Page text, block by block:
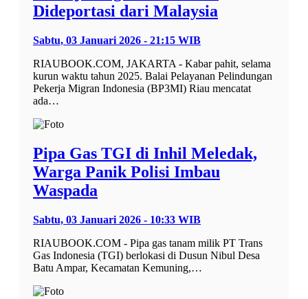
Dideportasi dari Malaysia
Sabtu, 03 Januari 2026 - 21:15 WIB
RIAUBOOK.COM, JAKARTA - Kabar pahit, selama
kurun waktu tahun 2025. Balai Pelayanan Pelindungan
Pekerja Migran Indonesia (BP3MI) Riau mencatat
ada…
Pipa Gas TGI di Inhil Meledak,
Warga Panik Polisi Imbau
Waspada
Sabtu, 03 Januari 2026 - 10:33 WIB
RIAUBOOK.COM - Pipa gas tanam milik PT Trans
Gas Indonesia (TGI) berlokasi di Dusun Nibul Desa
Batu Ampar, Kecamatan Kemuning,…